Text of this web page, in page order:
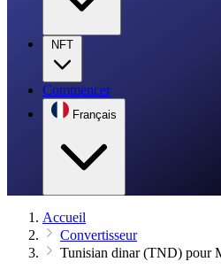
NFT
Commencer
Français
Accueil
Convertisseur
Tunisian dinar (TND) pour